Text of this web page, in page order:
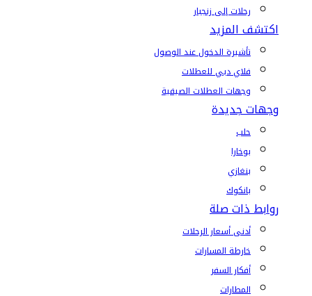
رحلات إلى زنجبار
اكتشف المزيد
تأشيرة الدخول عند الوصول
فلاي دبي للعطلات
وجهات العطلات الصيفية
وجهات جديدة
حلب
بوخارا
بنغازي
بانكوك
روابط ذات صلة
أدنى أسعار الرحلات
خارطة المسارات
أفكار السفر
المطارات